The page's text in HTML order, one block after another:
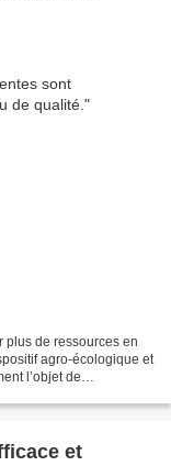
plus de ressources en
agro-écologique et
l’objet de
et